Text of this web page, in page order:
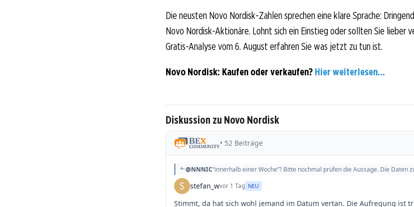
Die neusten Novo Nordisk-Zahlen sprechen eine klare Sprache:
Novo Nordisk-Aktionäre. Lohnt sich ein Einstieg oder sollten Sie lieber
Gratis-Analyse vom 6. August erfahren Sie was jetzt zu tun ist.
Novo Nordisk: Kaufen oder verkaufen? Hier weiterlesen...
Diskussion zu Novo Nordisk